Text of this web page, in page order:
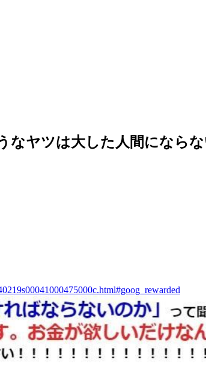
ヤツは大した人間にならな